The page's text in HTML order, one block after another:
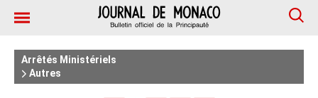
Arrêtés Ministériels
Autres